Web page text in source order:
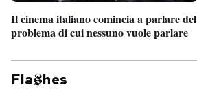
Il cinema italiano comincia a parlare del
problema di cui nessuno vuole parlare
Fla hes